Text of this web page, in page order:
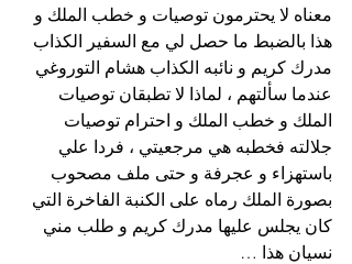
معناه لا يحترمون توصيات و خطب الملك و
هذا بالضبط ما حصل لي مع السفير الكذاب
مدرك كريم و نائبه الكذاب هشام التوروغي
عندما سألتهم ، لماذا لا تطبقان توصيات
الملك و خطب الملك و احترام توصيات
جلالته فخطبه هي مرجعيتي ، فردا علي
باستهزاء و عجرفة و حتى ملف مصحوب
بصورة الملك رماه على الكنبة الفاخرة التي
كان يجلس عليها مدرك كريم و طلب مني
نسيان هذا …